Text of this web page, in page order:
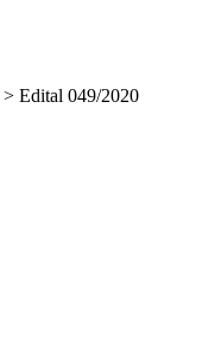
> Edital 049/2020